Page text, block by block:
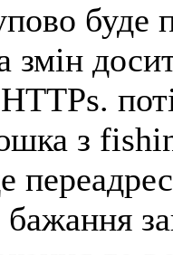
буде
змін
з
бажання